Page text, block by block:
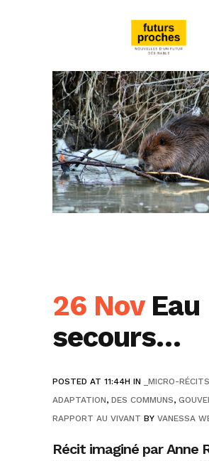
26 NovEau
secours…
POSTED AT 11:44H IN _MICRO-RÉCITS
ADAPTATION, DES COMMUNS,
RAPPORT AU VIVANT BY VANESSA
Récit imaginé par Anne